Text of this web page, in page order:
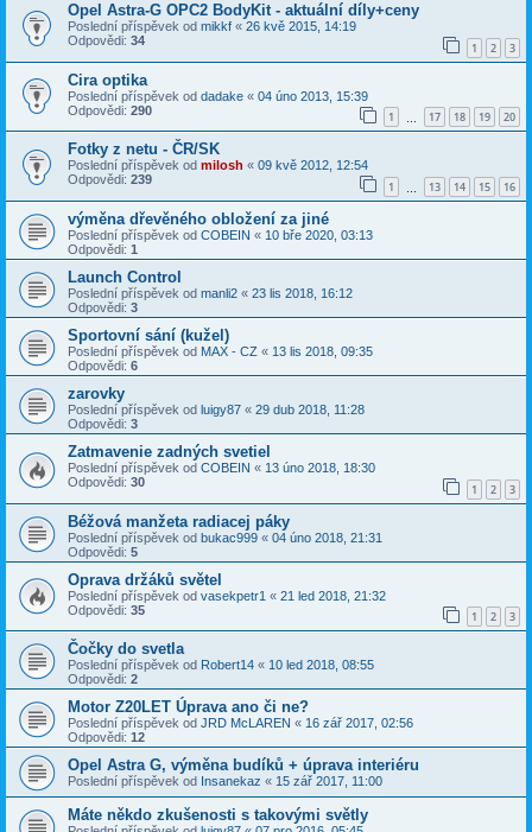
Opel Astra-G OPC2 BodyKit - aktuální díly+ceny
Poslední příspěvek od mikkf « 26 kvě 2015, 14:19
Odpovědi: 34 1 2 3
Cira optika
Poslední příspěvek od dadake « 04 úno 2013, 15:39
Odpovědi: 290 1 17 18 19 20
Fotky z netu - ČR/SK
Poslední příspěvek od milosh « 09 kvě 2012, 12:54
Odpovědi: 239 1 13 14 15 16
výměna dřevěného obložení za jiné
Poslední příspěvek od COBEIN « 10 bře 2020, 03:13
Odpovědi: 1
Launch Control
Poslední příspěvek od manli2 « 23 lis 2018, 16:12
Odpovědi: 3
Sportovní sání (kužel)
Poslední příspěvek od MAX - CZ « 13 lis 2018, 09:35
Odpovědi: 6
zarovky
Poslední příspěvek od luigy87 « 29 dub 2018, 11:28
Odpovědi: 3
Zatmavenie zadných svetiel
Poslední příspěvek od COBEIN « 13 úno 2018, 18:30
Odpovědi: 30 1 2 3
Béžová manžeta radiacej páky
Poslední příspěvek od bukac999 « 04 úno 2018, 21:31
Odpovědi: 5
Oprava držáků světel
Poslední příspěvek od vasekpetr1 « 21 led 2018, 21:32
Odpovědi: 35 1 2 3
Čočky do svetla
Poslední příspěvek od Robert14 « 10 led 2018, 08:55
Odpovědi: 2
Motor Z20LET Úprava ano či ne?
Poslední příspěvek od JRD McLAREN « 16 zář 2017, 02:56
Odpovědi: 12
Opel Astra G, výměna budíků + úprava interiéru
Poslední příspěvek od Insanekaz « 15 zář 2017, 11:00
Máte někdo zkušenosti s takovými světly